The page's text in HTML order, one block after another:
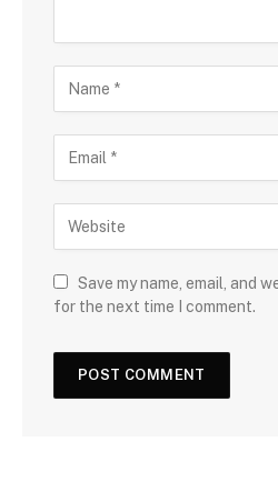
Save my name, email, and
for the next time I comment.